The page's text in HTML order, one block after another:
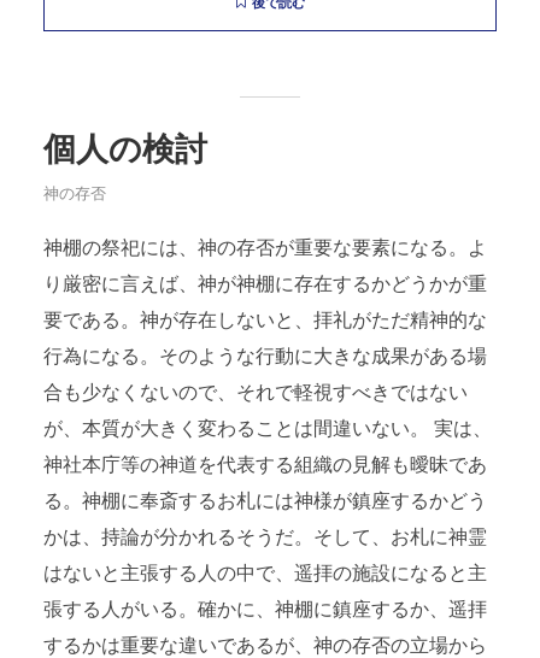
後で読む
個人の検討
神の存否
神棚の祭祀には、神の存否が重要な要素になる。よ
り厳密に言えば、神が神棚に存在するかどうかが重
要である。神が存在しないと、拝礼がただ精神的な
行為になる。そのような行動に大きな成果がある場
合も少なくないので、それで軽視すべきではない
が、本質が大きく変わることは間違いない。 実は、
神社本庁等の神道を代表する組織の見解も曖昧であ
る。神棚に奉斎するお札には神様が鎮座するかどう
かは、持論が分かれるそうだ。そして、お札に神霊
はないと主張する人の中で、遥拝の施設になると主
張する人がいる。確かに、神棚に鎮座するか、遥拝
するかは重要な違いであるが、神の存否の立場から